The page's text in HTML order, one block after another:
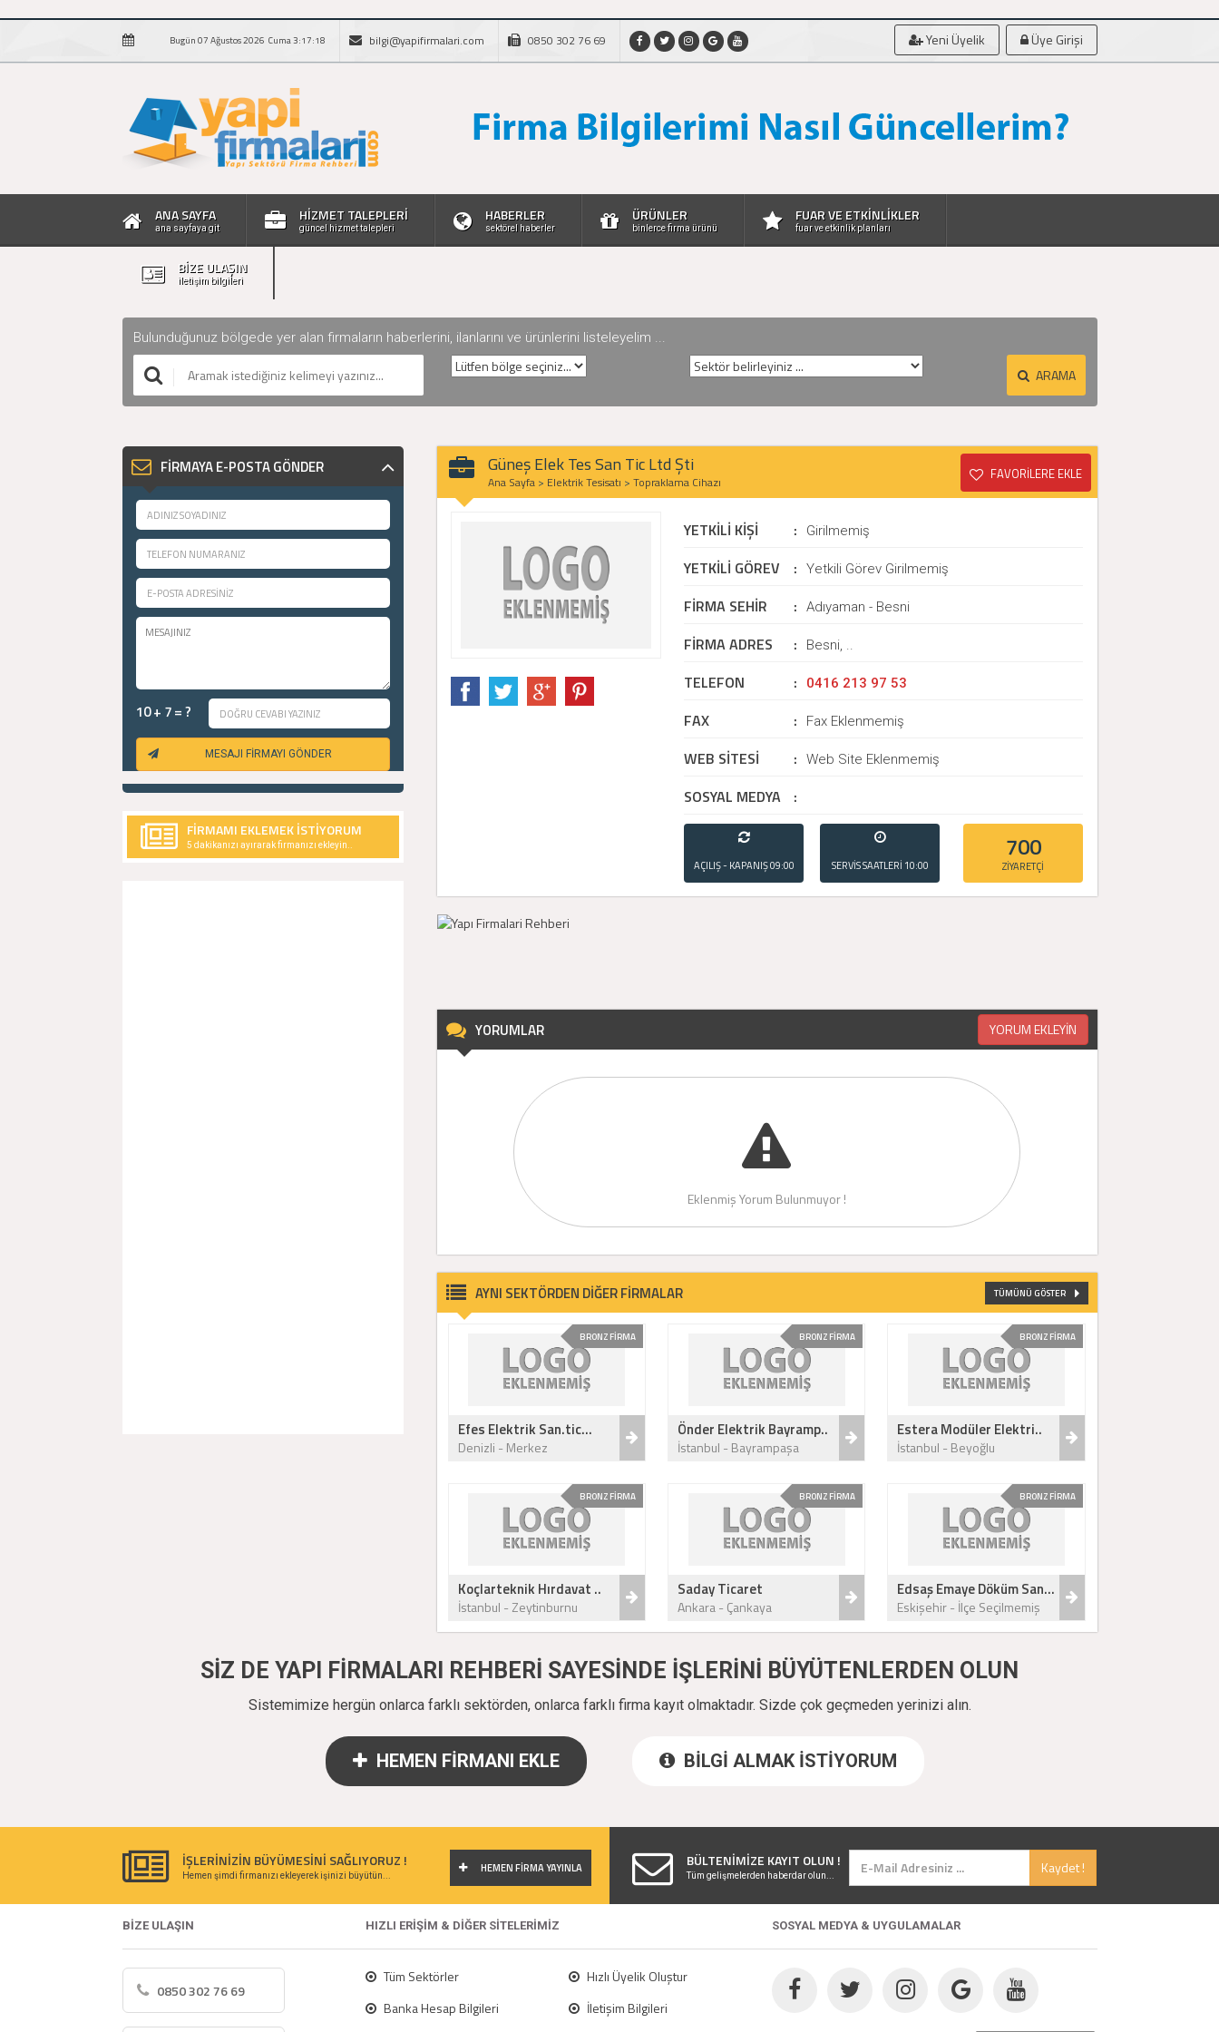
Bugün 07 Ağustos 2026 Cuma 3:17:19 bilgi@yapifirmalari.com 0850 302 76 69 Yeni Üyelik Üye Girişi
ANA SAYFA
ana sayfaya git
HİZMET TALEPLERİ
güncel hizmet talepleri
HABERLER
sektörel haberler
ÜRÜNLER
binlerce firma ürünü
FUAR VE ETKİNLİKLER
fuar ve etkinlik planları
BİZE ULAŞIN
iletişim bilgileri
Bulunduğunuz bölgede yer alan firmaların haberlerini, ilanlarını ve ürünlerini listeleyelim ...
ARAMA
FİRMAYA E-POSTA GÖNDER
10 + 7 = ?
MESAJI FİRMAYI GÖNDER
FİRMAMI EKLEMEK İSTİYORUM
5 dakikanızı ayırarak firmanızı ekleyin..
Güneş Elek Tes San Tic Ltd Şti
Ana Sayfa > Elektrik Tesisatı > Topraklama Cihazı FAVORİLERE EKLE
YETKİLİ KİŞİ : Girilmemiş
YETKİLİ GÖREV : Yetkili Görev Girilmemiş
FİRMA SEHİR : Adıyaman - Besni
FİRMA ADRES : Besni, ..
TELEFON : 0416 213 97 53
FAX : Fax Eklenmemiş
WEB SİTESİ : Web Site Eklenmemiş
SOSYAL MEDYA :
AÇILIŞ - KAPANIŞ09:00
- 21:00
SERVİS SAATLERİ 10:00
- 20:00
700
ZİYARETÇİ
YORUMLAR YORUM EKLEYİN
Eklenmiş Yorum Bulunmuyor !
AYNI SEKTÖRDEN DİĞER FİRMALAR TÜMÜNÜ GÖSTER
BRONZ FİRMA
Efes Elektrik San.tic...
Denizli - Merkez
BRONZ FİRMA
Önder Elektrik Bayramp..
İstanbul - Bayrampaşa
BRONZ FİRMA
Estera Modüler Elektri..
İstanbul - Beyoğlu
BRONZ FİRMA
Koçlarteknik Hırdavat ..
İstanbul - Zeytinburnu
BRONZ FİRMA
Saday Ticaret
Ankara - Çankaya
BRONZ FİRMA
Edsaş Emaye Döküm San...
Eskişehir - İlçe Seçilmemiş
SİZ DE YAPI FİRMALARI REHBERİ SAYESİNDE İŞLERİNİ BÜYÜTENLERDEN OLUN
Sistemimize hergün onlarca farklı sektörden, onlarca farklı firma kayıt olmaktadır. Sizde çok geçmeden yerinizi alın.
HEMEN FİRMANI EKLE BİLGİ ALMAK İSTİYORUM
İŞLERİNİZİN BÜYÜMESİNİ SAĞLIYORUZ ! HEMEN FİRMA YAYINLA
Hemen şimdi firmanızı ekleyerek işinizi büyütün...
BÜLTENİMİZE KAYIT OLUN ! Kaydet !
Tüm gelişmelerden haberdar olun...
BİZE ULAŞIN HIZLI ERİŞİM & DİĞER SİTELERİMİZ SOSYAL MEDYA & UYGULAMALAR
0850 302 76 69
Tüm Sektörler
Hızlı Üyelik Oluştur
Banka Hesap Bilgileri
İletişim Bilgileri